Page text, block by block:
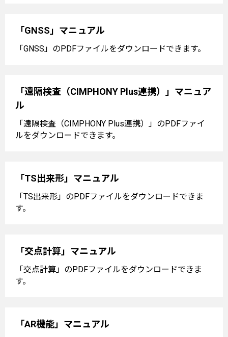
「GNSS」マニュアル
「GNSS」のPDFファイルをダウンロードできます。
「遠隔検査（CIMPHONY Plus連携）」マニュア
ル
「遠隔検査（CIMPHONY Plus連携）」のPDFファイ
ルをダウンロードできます。
「TS出来形」マニュアル
「TS出来形」のPDFファイルをダウンロードできま
す。
「交点計算」マニュアル
「交点計算」のPDFファイルをダウンロードできま
す。
「AR機能」マニュアル